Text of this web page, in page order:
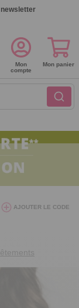
Mon
compte
Mon panier
AJOUTER LE CODE